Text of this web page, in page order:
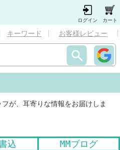
ログイン カート
キーワード お客様レビュー
が、耳寄りな情報をお届けしま
込 MMブログ